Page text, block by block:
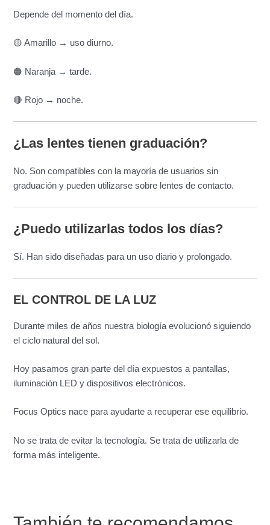
Depende del momento del día.
🟡 Amarillo → uso diurno.
🟠 Naranja → tarde.
🔴 Rojo → noche.
¿Las lentes tienen graduación?
No. Son compatibles con la mayoría de usuarios sin
graduación y pueden utilizarse sobre lentes de contacto.
¿Puedo utilizarlas todos los días?
Sí. Han sido diseñadas para un uso diario y prolongado.
EL CONTROL DE LA LUZ
Durante miles de años nuestra biología evolucionó siguiendo
el ciclo natural del sol.
Hoy pasamos gran parte del día expuestos a pantallas,
iluminación LED y dispositivos electrónicos.
Focus Optics nace para ayudarte a recuperar ese equilibrio.
No se trata de evitar la tecnología. Se trata de utilizarla de
forma más inteligente.